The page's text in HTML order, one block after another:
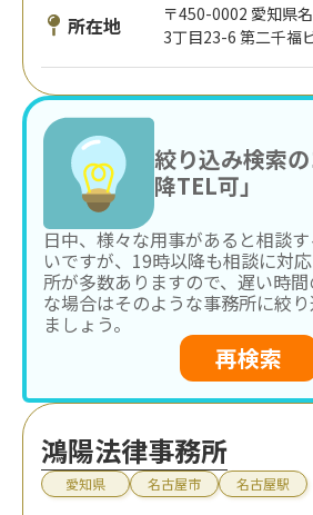
所在地
〒450-0002 愛知県
3丁目23-6 第二千福
絞り込み検索
降TEL可」
日中、様々な用事があると相談
いですが、19時以降も相談に対
所が多数ありますので、遅い時
な場合はそのような事務所に絞
ましょう。
再検索
鴻陽法律事務所
愛知県 名古屋市 名古屋駅